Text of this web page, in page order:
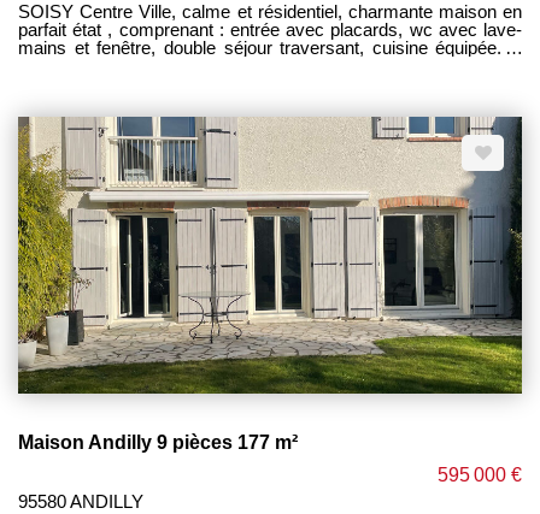
SOISY Centre Ville, calme et résidentiel, charmante maison en
parfait état , comprenant : entrée avec placards, wc avec lave-
mains et fenêtre, double séjour traversant, cuisine équipée. A
terrasse. 7Min à pieds commerces et écoles. Climatisation
réversible, électricité et plomberie refaites à neuves. AUCUN
TRAVAUX A PREVOIR. Affaire rare et de qualité. Vous n'avez
qu'à poser vos valises. UNIQUEMENT CHEZ PM
IMMOBILIER --------------- HONORAIRES CHARGE
VENDEUR --------------
Maison Andilly 9 pièces 177 m²
595 000 €
95580 ANDILLY